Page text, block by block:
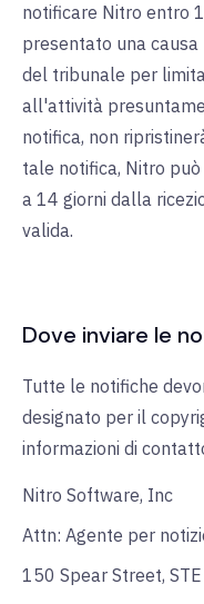
notificare Nitro entro
presentato una
del tribunale per
all'attività
notifica, non
tale notifica, Nitro
a 14 giorni dalla
valida.
Dove inviare le
Tutte le notifiche
designato per il
informazioni di
Nitro Software, Inc
Attn: Agente per
150 Spear Street,